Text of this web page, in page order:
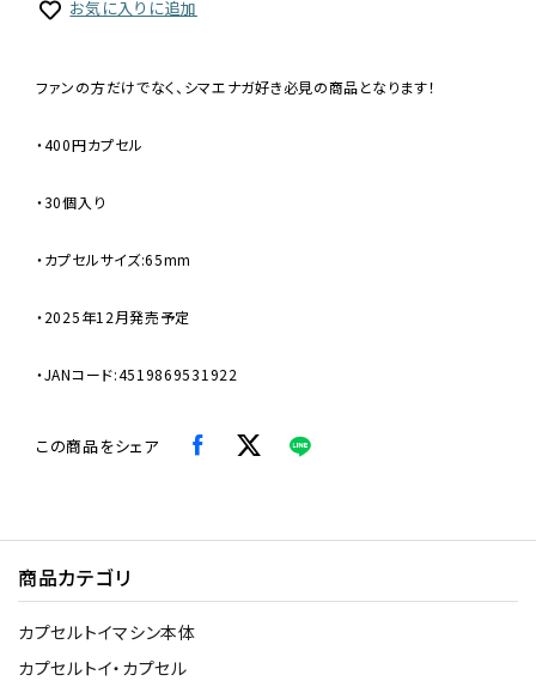
お気に入りに追加
ファンの方だけでなく、シマエナガ好き必見の商品となります！
・400円カプセル
・30個入り
・カプセルサイズ:65mm
・2025年12月発売予定
・JANコード:4519869531922
この商品をシェア
商品カテゴリ
カプセルトイマシン本体
カプセルトイ・カプセル